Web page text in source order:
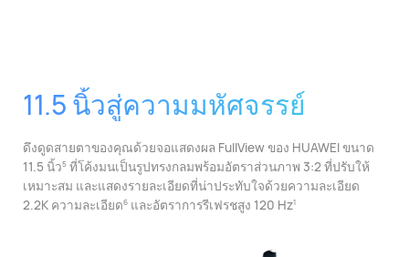
11.5 นิ้วสู่ความมหัศจรรย์
ดึงดูดสายตาของคุณด้วยจอแสดงผล FullView ของ HUAWEI ขนาด
11.5 นิ้ว⁠5ที่โค้งมนเป็นรูปทรงกลมพร้อมอัตราส่วนภาพ 3:2 ที่ปรับให้
เหมาะสม และแสดงรายละเอียดที่น่าประทับใจด้วยความละเอียด
2.2K ความละเอียด⁠6และอัตราการรีเฟรชสูง 120 Hz1